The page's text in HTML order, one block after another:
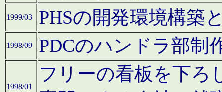
1999/03 PHSの開発環境構築
1998/09 PDCのハンドラ部制
1998/01
フリーの看板を下ろ